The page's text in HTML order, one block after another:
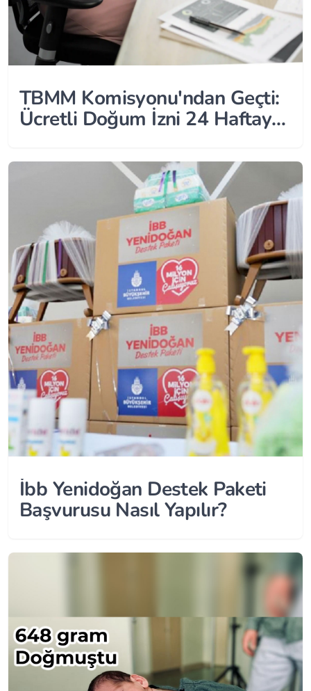
TBMM Komisyonu'ndan Geçti:
Ücretli Doğum İzni 24 Haftaya
İbb Yenidoğan Destek Paketi
Başvurusu Nasıl Yapılır?